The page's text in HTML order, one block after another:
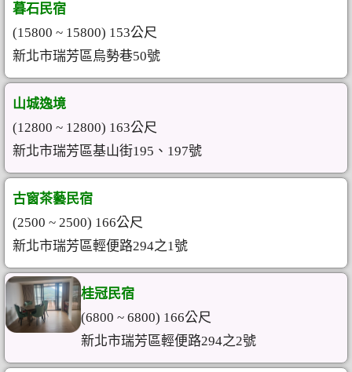
暮石民宿
(15800 ~ 15800) 153公尺
新北市瑞芳區烏勢巷50號
山城逸境
(12800 ~ 12800) 163公尺
新北市瑞芳區基山街195、197號
古窗茶藝民宿
(2500 ~ 2500) 166公尺
新北市瑞芳區輕便路294之1號
桂冠民宿
(6800 ~ 6800) 166公尺
新北市瑞芳區輕便路294之2號